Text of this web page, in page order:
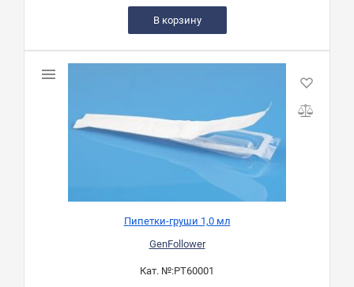
В корзину
Пипетки-груши 1,0 мл
GenFollower
Кат. №:PT60001